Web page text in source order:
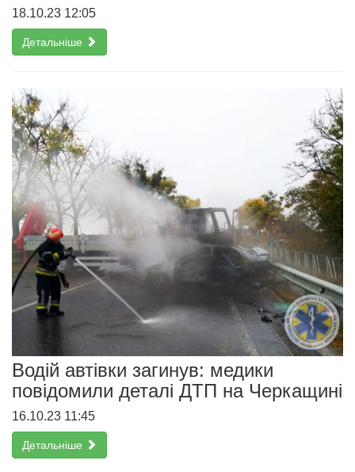
18.10.23 12:05
Детальніше
Водій автівки загинув: медики
повідомили деталі ДТП на Черкащині
16.10.23 11:45
Детальніше